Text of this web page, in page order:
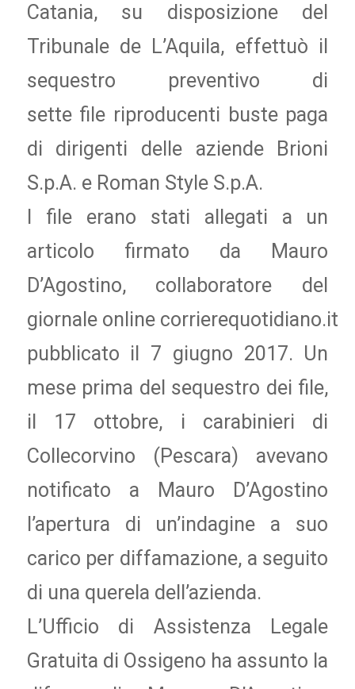
Catania, su disposizione del
Tribunale de L’Aquila, effettuò il
sequestro preventivo di
sette file riproducenti buste paga
di dirigenti delle aziende Brioni
S.p.A. e Roman Style S.p.A.
I file erano stati allegati a un
articolo firmato da Mauro
D’Agostino, collaboratore del
giornale online corrierequotidiano.it
pubblicato il 7 giugno 2017. Un
mese prima del sequestro dei file,
il 17 ottobre, i carabinieri di
Collecorvino (Pescara) avevano
notificato a Mauro D’Agostino
l’apertura di un’indagine a suo
carico per diffamazione, a seguito
di una querela dell’azienda.
L’Ufficio di Assistenza Legale
Gratuita di Ossigeno ha assunto la